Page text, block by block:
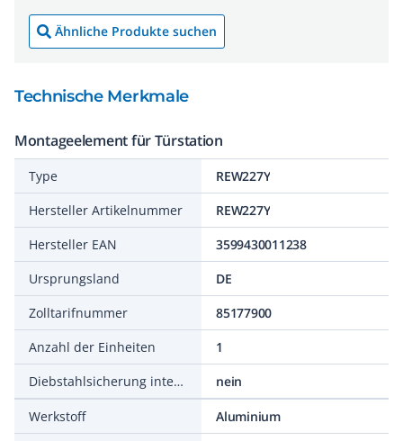
Ähnliche Produkte suchen
Technische Merkmale
Montageelement für Türstation
Type
REW227Y
Hersteller Artikelnummer
REW227Y
Hersteller EAN
3599430011238
Ursprungsland
DE
Zolltarifnummer
85177900
Anzahl der Einheiten
1
Diebstahlsicherung integrierbar
nein
Werkstoff
Aluminium